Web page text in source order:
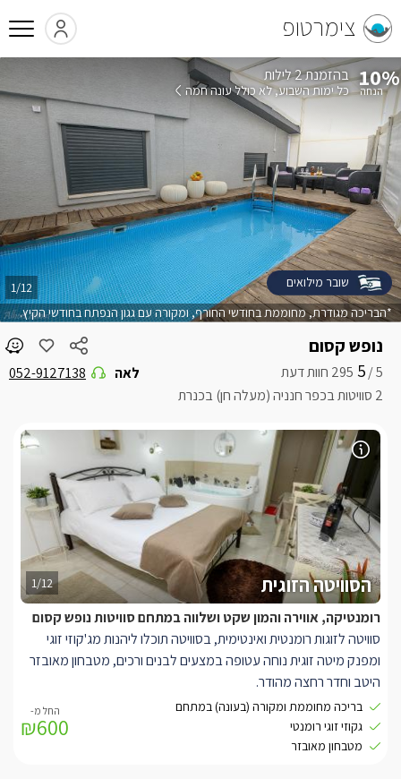
צימרטופ
נופש קסום
5 /
5
2 סוויטות בכפר חנניה (מעלה חן) בכנרת
לאה 052-9127138
*הבריכה מגודרת, מחוממת בחודשי החורף, ומקורה עם גגון הנפתח בחודשי הקיץ.
1/12
10% בהזמנת 2 לילות
כל ימות השבוע לא כולל עונה חמה
שובר מילואים
1/12 הסוויטה הזוגית
רומנטיקה, אווירה והמון שקט ושלווה במתחם סוויטות נופש קסום
סוויטה לזוגות רומנטית ואינטימית, בסוויטה תוכלו ליהנות מג'קוזי זוגי
ומפנק מיטה זוגית נוחה עטופה במצעים לבנים ורכים, מטבחון מאובזר
היטב וחדר רחצה מהודר.
בסוויטה תיהנו ממיטה זוגית אורטופדית נוחה לצידה ג'קוזי מפנק ורומנטי
בריכה מחוממת ומקורה (בעונה) במתחם
גקוזי זוגי רומנטי
מטבחון מאובזר
₪600